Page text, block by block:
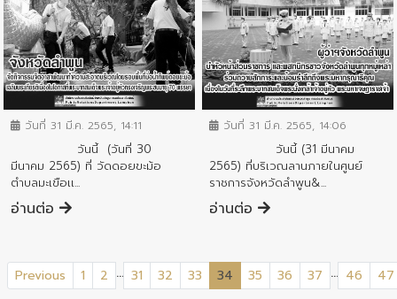
ข่าวกิจกรรมสำคัญจังหวัด
วันที่ 31 มี.ค. 2565, 14:11
วันนี้ (วันที่ 30
มีนาคม 2565) ที่ วัดดอยขะม้อ
ตำบลมะเขือเเ...
อ่านต่อ
ข่าวกิจกรรมสำคัญจังหวัด
วันที่ 31 มี.ค. 2565, 14:06
วันนี้ (31 มีนาคม
2565) ที่บริเวณลานภายในศูนย์
ราชการจังหวัดลำพูน&...
อ่านต่อ
Previous 1 2 ... 31 32 33 34 (current)
35 36 37 ... 46 47